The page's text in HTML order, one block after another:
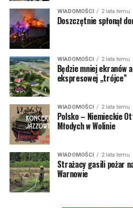
WIADOMOŚCI 2 lata temu
Doszczętnie spłonął
WIADOMOŚCI 2 lata temu
Będzie mniej ekranów
ekspresowej „trójce”
WIADOMOŚCI 2 lata temu
Polsko – Niemieckie
Młodych w Wolinie
WIADOMOŚCI 2 lata temu
Strażacy gasili pożar
Warnowie